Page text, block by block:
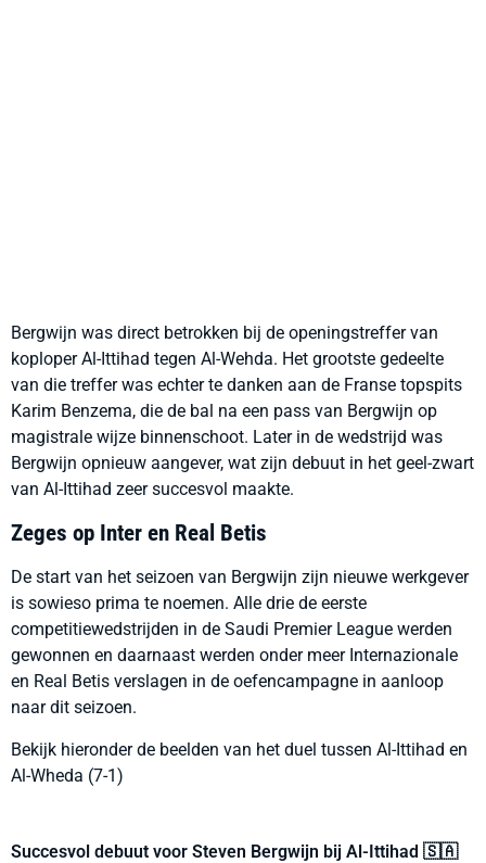
Bergwijn was direct betrokken bij de openingstreffer van
koploper Al-Ittihad tegen Al-Wehda. Het grootste gedeelte
van die treffer was echter te danken aan de Franse topspits
Karim Benzema, die de bal na een pass van Bergwijn op
magistrale wijze binnenschoot. Later in de wedstrijd was
Bergwijn opnieuw aangever, wat zijn debuut in het geel-zwart
van Al-Ittihad zeer succesvol maakte.
Zeges op Inter en Real Betis
De start van het seizoen van Bergwijn zijn nieuwe werkgever
is sowieso prima te noemen. Alle drie de eerste
competitiewedstrijden in de Saudi Premier League werden
gewonnen en daarnaast werden onder meer Internazionale
en Real Betis verslagen in de oefencampagne in aanloop
naar dit seizoen.
Bekijk hieronder de beelden van het duel tussen Al-Ittihad en
Al-Wheda (7-1)
Succesvol debuut voor Steven Bergwijn bij Al-Ittihad 🇸🇦